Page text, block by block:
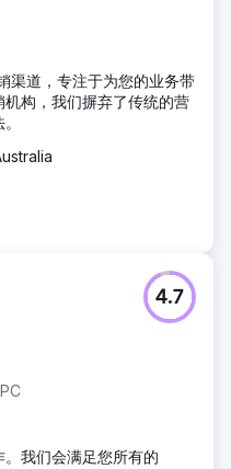
渠道，专注于为您的业务带
构，我们摒弃了传统的营
4.7
我们会满足您所有的